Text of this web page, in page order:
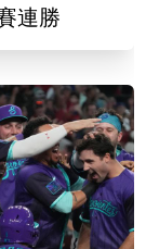
連勝